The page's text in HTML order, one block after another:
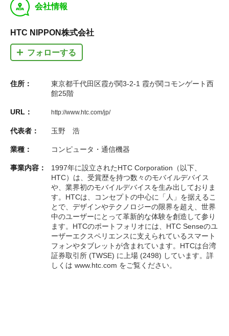
y 会社情報
HTC NIPPON株式会社
フォローする
住所：
東京都千代田区霞が関3-2-1 霞が関コモンゲート西
館25階
URL： http://www.htc.com/jp/
代表者： 玉野 浩
業種： コンピュータ・通信機器
事業内容：
1997年に設立されたHTC Corporation（以下、
HTC）は、受賞歴を持つ数々のモバイルデバイス
や、業界初のモバイルデバイスを生み出しておりま
す。HTCは、コンセプトの中心に「人」を据えるこ
とで、デザインやテクノロジーの限界を超え、世界
中のユーザーにとって革新的な体験を創造して参り
ます。HTCのポートフォリオには、HTC Senseのユ
ーザーエクスペリエンスに支えられているスマート
フォンやタブレットが含まれています。HTCは台湾
証券取引所 (TWSE) に上場 (2498) しています。詳
しくは www.htc.com をご覧ください。